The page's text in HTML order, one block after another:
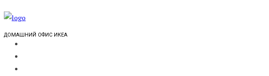
ДОМАШНИЙ ОФИС ИКЕА